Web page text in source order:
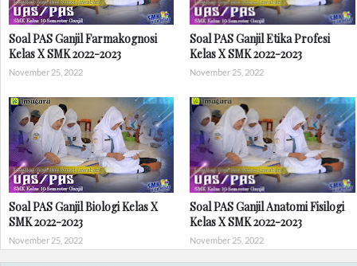
Soal PAS Ganjil Farmakognosi
Kelas X SMK 2022-2023
November 25, 2022
Soal PAS Ganjil Etika Profesi
Kelas X SMK 2022-2023
November 25, 2022
Soal PAS Ganjil Biologi Kelas X
SMK 2022-2023
November 25, 2022
Soal PAS Ganjil Anatomi Fisilogi
Kelas X SMK 2022-2023
November 25, 2022